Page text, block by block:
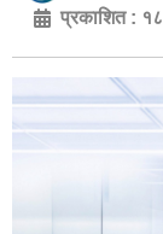
प्रकाशित :